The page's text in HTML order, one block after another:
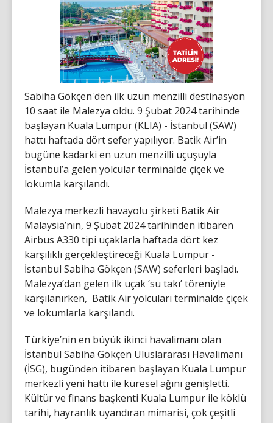
Sabiha Gökçen'den ilk uzun menzilli destinasyon
10 saat ile Malezya oldu. 9 Şubat 2024 tarihinde
başlayan Kuala Lumpur (KLIA) - İstanbul (SAW)
hattı haftada dört sefer yapılıyor. Batik Air’in
bugüne kadarki en uzun menzilli uçuşuyla
İstanbul’a gelen yolcular terminalde çiçek ve
lokumla karşılandı.
Malezya merkezli havayolu şirketi Batik Air
Malaysia’nın, 9 Şubat 2024 tarihinden itibaren
Airbus A330 tipi uçaklarla haftada dört kez
karşılıklı gerçekleştireceği Kuala Lumpur -
İstanbul Sabiha Gökçen (SAW) seferleri başladı.
Malezya’dan gelen ilk uçak ‘su takı’ töreniyle
karşılanırken, Batik Air yolcuları terminalde çiçek
ve lokumlarla karşılandı.
Türkiye’nin en büyük ikinci havalimanı olan
İstanbul Sabiha Gökçen Uluslararası Havalimanı
(İSG), bugünden itibaren başlayan Kuala Lumpur
merkezli yeni hattı ile küresel ağını genişletti.
Kültür ve finans başkenti Kuala Lumpur ile köklü
tarihi, hayranlık uyandıran mimarisi, çok çeşitli